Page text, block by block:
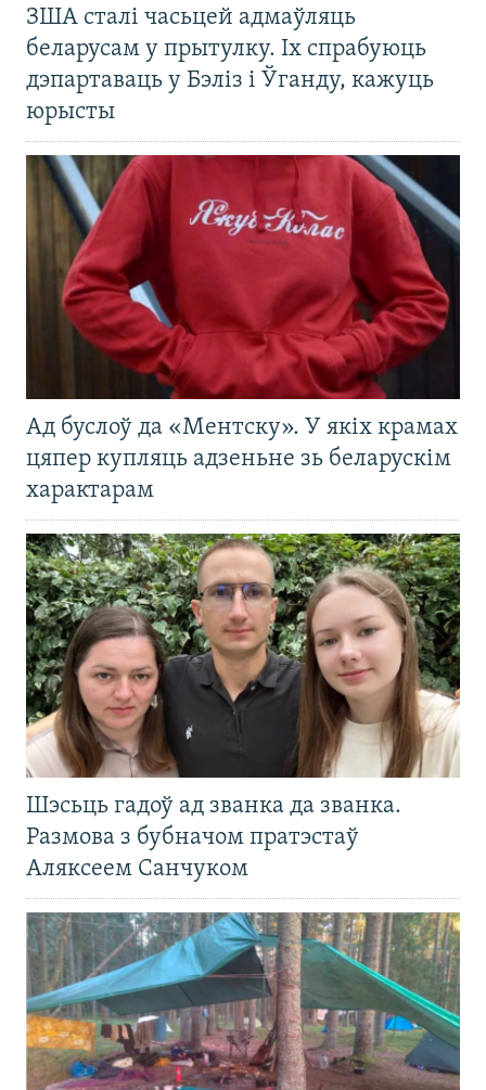
ЗША сталі часьцей адмаўляць
беларусам у прытулку. Іх спрабуюць
дэпартаваць у Бэліз і Ўганду, кажуць
юрысты
Ад буслоў да «Ментску». У якіх крамах
цяпер купляць адзеньне зь беларускім
характарам
Шэсьць гадоў ад званка да званка.
Размова з бубначом пратэстаў
Аляксеем Санчуком